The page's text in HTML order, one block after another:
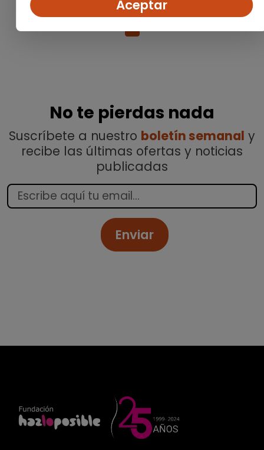
No te pierdas nada
Suscríbete a nuestro boletín semanal y
recibe las últimas ofertas y noticias
publicadas
Enviar
Aceptar